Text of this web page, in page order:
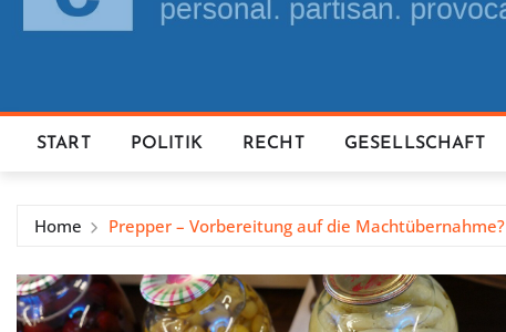
START POLITIK RECHT GESELLSCHAFT
Home Prepper – Vorbereitung auf die Machtübernahme?